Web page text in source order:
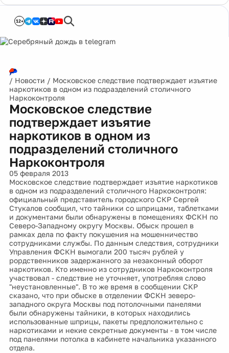
12+
/ Новости / Московское следствие подтверждает изъятие
наркотиков в одном из подразделений столичного
Наркоконтроля
Московское следствие
подтверждает изъятие
наркотиков в одном из
подразделений столичного
Наркоконтроля
05 февраля 2013
Московское следствие подтверждает изъятие наркотиков
в одном из подразделений столичного Наркоконтроля:
официальный представитель городского СКР Сергей
Стукалов сообщил, что тайники со шприцами, таблетками
и документами были обнаружены в помещениях ФСКН по
Северо-Западному округу Москвы. Обыск прошел в
рамках дела по факту покушения на мошенничество
сотрудниками службы. По данным следствия, сотрудники
Управления ФСКН вымогали 200 тысяч рублей у
рордственников задержанного за незаконный оборот
наркотиков. Кто именно из сотрудников Наркоконтроля
участвовал - следствие не уточняет, употребляя слово
"неустановленные". В то же время в сообщении СКР
сказано, что при обыске в отделении ФСКН зеверо-
западного округа Москвы под потолочными панелями
были обнаружены тайники, в которых находились
использованные шприцы, пакеты предположительно с
наркотиками и некие секретные документы - в том числе
под панелями потолка в кабинете начальника указанного
отдела.